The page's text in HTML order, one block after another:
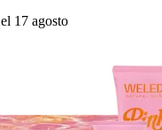
17 agosto